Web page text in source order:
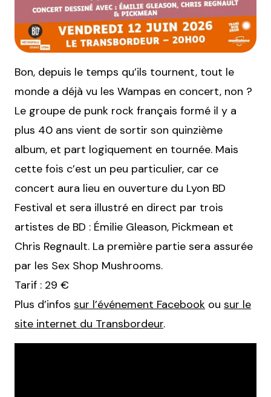
Bon, depuis le temps qu’ils tournent, tout le
monde a déjà vu les Wampas en concert, non ?
Le groupe de punk rock français formé il y a
plus 40 ans vient de sortir son quinzième
album, et part logiquement en tournée. Mais
cette fois c’est un peu particulier, car ce
concert aura lieu en ouverture du Lyon BD
Festival et sera illustré en direct par trois
artistes de BD : Émilie Gleason, Pickmean et
Chris Regnault. La première partie sera assurée
par les Sex Shop Mushrooms.
Tarif : 29 €
Plus d’infos sur l’événement Facebook ou sur le
site internet du Transbordeur.